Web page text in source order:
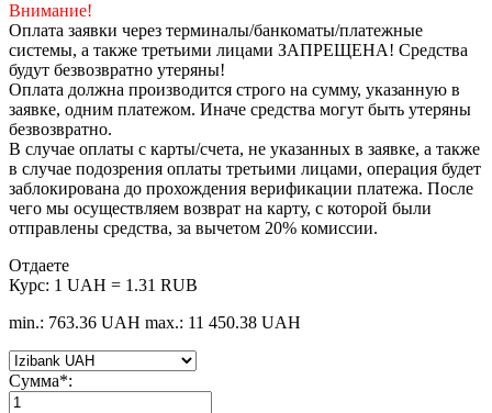
Внимание!
Оплата заявки через терминалы/банкоматы/платежные
системы, а также третьими лицами ЗАПРЕЩЕНА! Средства
будут безвозвратно утеряны!
Оплата должна производится строго на сумму, указанную в
заявке, одним платежом. Иначе средства могут быть утеряны
безвозвратно.
В случае оплаты с карты/счета, не указанных в заявке, а также
в случае подозрения оплаты третьими лицами, операция будет
заблокирована до прохождения верификации платежа. После
чего мы осуществляем возврат на карту, с которой были
отправлены средства, за вычетом 20% комиссии.
Отдаете
Курс: 1 UAH = 1.31 RUB
min.: 763.36 UAH max.: 11 450.38 UAH
Сумма*: